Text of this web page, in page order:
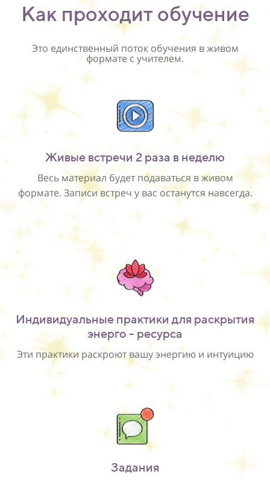
Как проходит обучение
Это единственный поток обучения в живом
формате с учителем.
Живые встречи 2 раза в неделю
Весь материал будет подаваться в живом
формате. Записи встреч у вас останутся навсегда.
Индивидуальные практики для раскрытия
энерго - ресурса
Эти практики раскроют вашу энергию и интуицию
Задания